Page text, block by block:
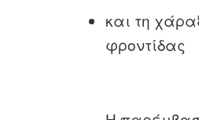
και τη
φροντίδας